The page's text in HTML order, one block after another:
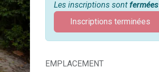
Les inscriptions sont fermées
Inscriptions terminées
EMPLACEMENT